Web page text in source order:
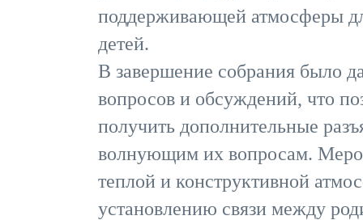
поддерживающей атмосферы
детей.
В завершение собрания было
вопросов и обсуждений, что
получить дополнительные
волнующим их вопросам.
теплой и конструктивной
установлению связи между